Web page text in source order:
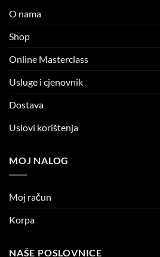
O nama
Shop
Online Masterclass
Usluge i cjenovnik
Dostava
Uslovi korištenja
MOJ NALOG
Moj račun
Korpa
NAŠE POSLOVNICE